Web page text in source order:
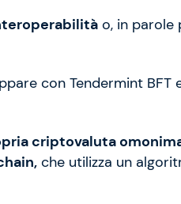
o, in parole
con Tendermint BFT
criptovaluta
che utilizza un